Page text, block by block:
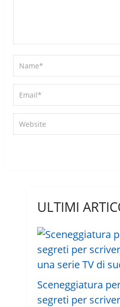
ULTIMI
Sceneggiatura
segreti per